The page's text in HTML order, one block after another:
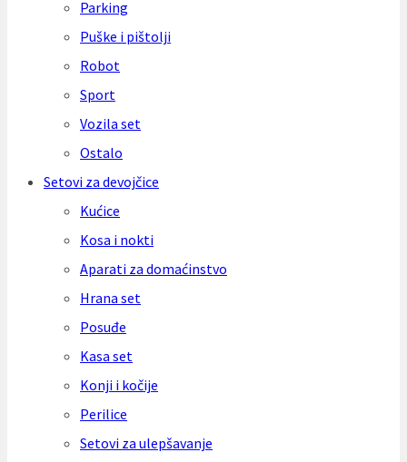
Parking
Puške i pištolji
Robot
Sport
Vozila set
Ostalo
Setovi za devojčice
Kućice
Kosa i nokti
Aparati za domaćinstvo
Hrana set
Posuđe
Kasa set
Konji i kočije
Perilice
Setovi za ulepšavanje